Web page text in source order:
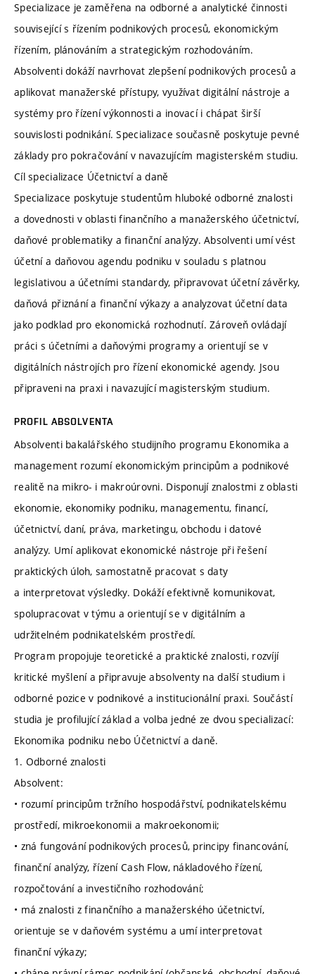
Specializace je zaměřena na odborné a analytické činnosti
související s řízením podnikových procesů, ekonomickým
řízením, plánováním a strategickým rozhodováním.
Absolventi dokáží navrhovat zlepšení podnikových procesů a
aplikovat manažerské přístupy, využívat digitální nástroje a
systémy pro řízení výkonnosti a inovací i chápat širší
souvislosti podnikání. Specializace současně poskytuje pevné
základy pro pokračování v navazujícím magisterském studiu.
Cíl specializace Účetnictví a daně
Specializace poskytuje studentům hluboké odborné znalosti
a dovednosti v oblasti finančního a manažerského účetnictví,
daňové problematiky a finanční analýzy. Absolventi umí vést
účetní a daňovou agendu podniku v souladu s platnou
legislativou a účetními standardy, připravovat účetní závěrky,
daňová přiznání a finanční výkazy a analyzovat účetní data
jako podklad pro ekonomická rozhodnutí. Zároveň ovládají
práci s účetními a daňovými programy a orientují se v
digitálních nástrojích pro řízení ekonomické agendy. Jsou
připraveni na praxi i navazující magisterským studium.
PROFIL ABSOLVENTA
Absolventi bakalářského studijního programu Ekonomika a
management rozumí ekonomickým principům a podnikové
realitě na mikro- i makroúrovni. Disponují znalostmi z oblasti
ekonomie, ekonomiky podniku, managementu, financí,
účetnictví, daní, práva, marketingu, obchodu i datové
analýzy. Umí aplikovat ekonomické nástroje při řešení
praktických úloh, samostatně pracovat s daty
a interpretovat výsledky. Dokáží efektivně komunikovat,
spolupracovat v týmu a orientují se v digitálním a
udržitelném podnikatelském prostředí.
Program propojuje teoretické a praktické znalosti, rozvíjí
kritické myšlení a připravuje absolventy na další studium i
odborné pozice v podnikové a institucionální praxi. Součástí
studia je profilující základ a volba jedné ze dvou specializací:
Ekonomika podniku nebo Účetnictví a daně.
1. Odborné znalosti
Absolvent:
• rozumí principům tržního hospodářství, podnikatelskému
prostředí, mikroekonomii a makroekonomii;
• zná fungování podnikových procesů, principy financování,
finanční analýzy, řízení Cash Flow, nákladového řízení,
rozpočtování a investičního rozhodování;
• má znalosti z finančního a manažerského účetnictví,
orientuje se v daňovém systému a umí interpretovat
finanční výkazy;